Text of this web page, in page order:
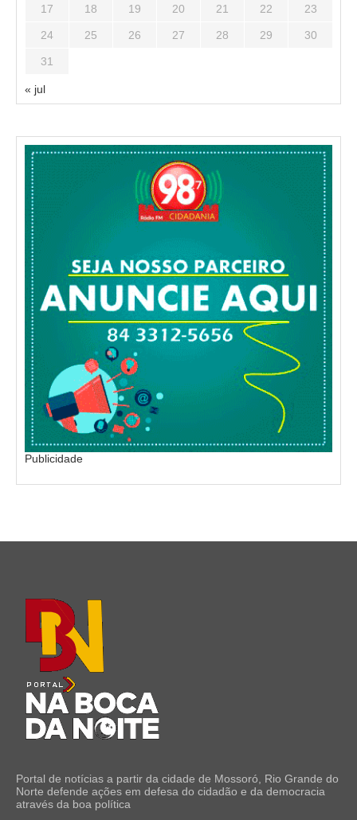
17 18 19 20 21 22 23
24 25 26 27 28 29 30
31
« jul
Publicidade
Portal de notícias a partir da cidade de Mossoró, Rio Grande do
Norte defende ações em defesa do cidadão e da democracia
através da boa política